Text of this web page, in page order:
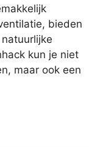
bieden
kun je niet
maar ook een